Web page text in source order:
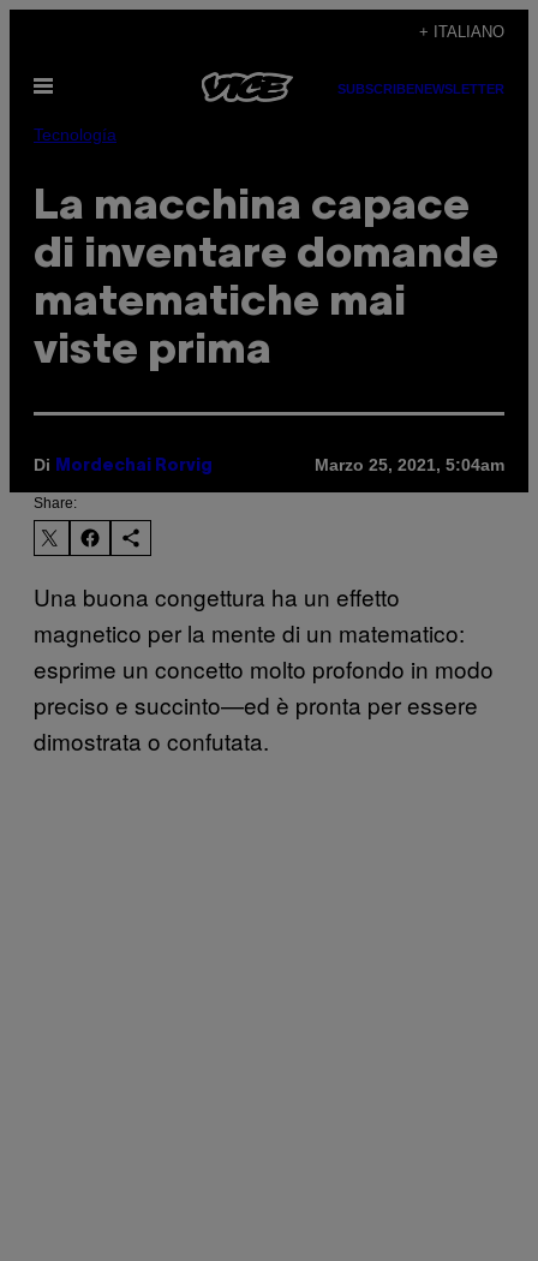
contenuto
+ ITALIANO
Apri
SUBSCRIBENEWSLETTER
Tecnología
La macchina capace
di inventare domande
matematiche mai
viste prima
Di Mordechai Rorvig Marzo 25, 2021, 5:04am
Share:
Una buona congettura ha un effetto
magnetico per la mente di un matematico:
esprime un concetto molto profondo in modo
preciso e succinto—ed è pronta per essere
dimostrata o confutata.